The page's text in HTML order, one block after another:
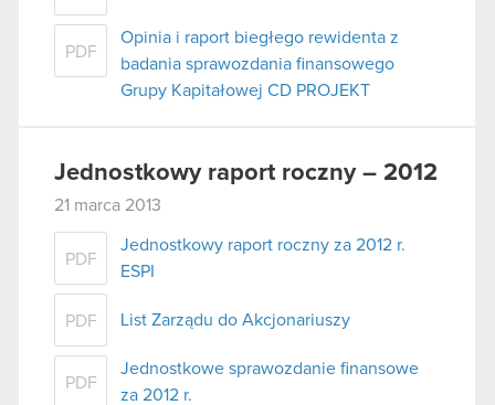
PDF
Opinia i raport biegłego rewidenta z
badania sprawozdania finansowego
Grupy Kapitałowej CD PROJEKT
Jednostkowy raport roczny – 2012
21 marca 2013
PDF
Jednostkowy raport roczny za 2012 r.
ESPI
PDF List Zarządu do Akcjonariuszy
PDF
Jednostkowe sprawozdanie finansowe
za 2012 r.